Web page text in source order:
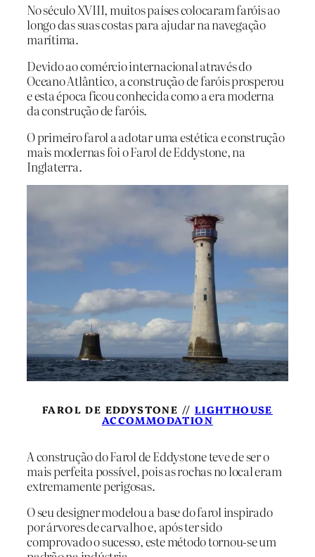
No século XVIII, muitos países colocaram faróis ao
longo das suas costas para ajudar na navegação
marítima.
Devido ao comércio internacional através do
Oceano Atlântico, a construção de faróis prosperou
e esta época ficou conhecida como a era moderna
da construção de faróis.
O primeiro farol a adotar uma estética e construção
mais modernas foi o Farol de Eddystone, na
Inglaterra.
FAROL DE EDDYSTONE // LIGHTHOUSE
ACCOMMODATION
A construção do Farol de Eddystone teve de ser o
mais perfeita possível, pois as rochas no local eram
extremamente perigosas.
O seu designer modelou a base do farol inspirado
por árvores de carvalho e, após ter sido
comprovado o sucesso, este método tornou-se um